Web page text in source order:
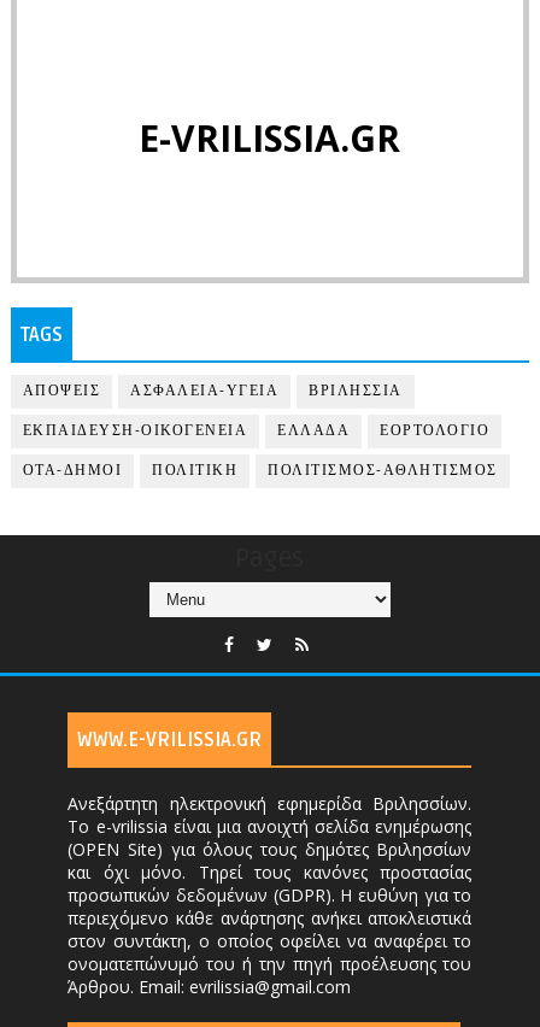
E-VRILISSIA.GR
TAGS
ΑΠΟΨΕΙΣ ΑΣΦΑΛΕΙΑ-ΥΓΕΙΑ ΒΡΙΛΗΣΣΙΑ
ΕΚΠΑΙΔΕΥΣΗ-ΟΙΚΟΓΕΝΕΙΑ ΕΛΛΑΔΑ ΕΟΡΤΟΛΟΓΙΟ
ΟΤΑ-ΔΗΜΟΙ ΠΟΛΙΤΙΚΗ ΠΟΛΙΤΙΣΜΟΣ-ΑΘΛΗΤΙΣΜΟΣ
WWW.E-VRILISSIA.GR
Ανεξάρτητη ηλεκτρονική εφημερίδα Βριλησσίων.
Το e-vrilissia είναι μια ανοιχτή σελίδα ενημέρωσης
(OPEN Site) για όλους τους δημότες Βριλησσίων
και όχι μόνο. Τηρεί τους κανόνες προστασίας
προσωπικών δεδομένων (GDPR). Η ευθύνη για το
περιεχόμενο κάθε ανάρτησης ανήκει αποκλειστικά
στον συντάκτη, ο οποίος οφείλει να αναφέρει το
ονοματεπώνυμό του ή την πηγή προέλευσης του
Άρθρου. Email: evrilissia@gmail.com